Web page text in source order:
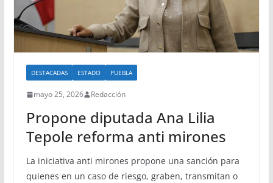
DESTACADAS ESTADO PUEBLA
mayo 25, 2026 Redacción
Propone diputada Ana Lilia
Tepole reforma anti mirones
La iniciativa anti mirones propone una sanción para
quienes en un caso de riesgo, graben, transmitan o